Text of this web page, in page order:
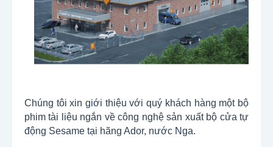
Chúng tôi xin giới thiệu với quý khách hàng một bộ
phim tài liệu ngắn về công nghệ sản xuất bộ cửa tự
động Sesame tại hãng Ador, nước Nga.